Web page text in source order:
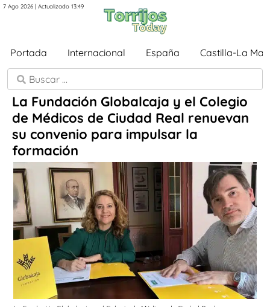
7 Ago 2026 | Actualizado 13:49
Portada Internacional España Castilla-La
La Fundación Globalcaja y el Colegio
de Médicos de Ciudad Real renuevan
su convenio para impulsar la
formación